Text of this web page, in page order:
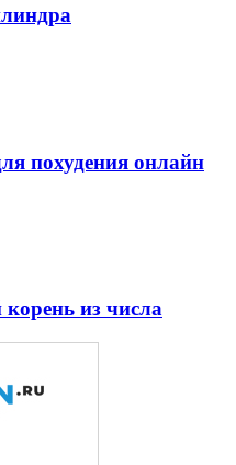
похудения онлайн
из числа